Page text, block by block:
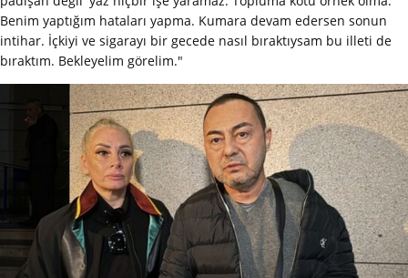
Benim yaptığım hataları yapma. Kumara devam edersen sonun
intihar. İçkiyi ve sigarayı bir gecede nasıl bıraktıysam bu illeti de
bıraktım. Bekleyelim görelim."